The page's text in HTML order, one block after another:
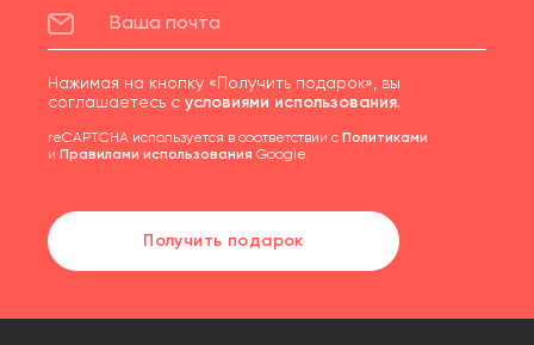
Нажимая на кнопку «Получить подарок», вы
соглашаетесь с условиями использования.
reCAPTCHA используется в соответствии с Политиками
и Правилами использования Google.
Получить подарок